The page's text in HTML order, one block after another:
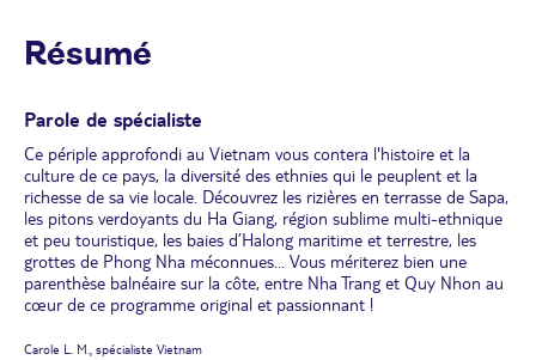
Résumé
Parole de spécialiste
Ce périple approfondi au Vietnam vous contera l'histoire et la
culture de ce pays, la diversité des ethnies qui le peuplent et la
richesse de sa vie locale. Découvrez les rizières en terrasse de Sapa,
les pitons verdoyants du Ha Giang, région sublime multi-ethnique
et peu touristique, les baies d’Halong maritime et terrestre, les
grottes de Phong Nha méconnues... Vous mériterez bien une
parenthèse balnéaire sur la côte, entre Nha Trang et Quy Nhon au
cœur de ce programme original et passionnant !
Carole L. M., spécialiste Vietnam